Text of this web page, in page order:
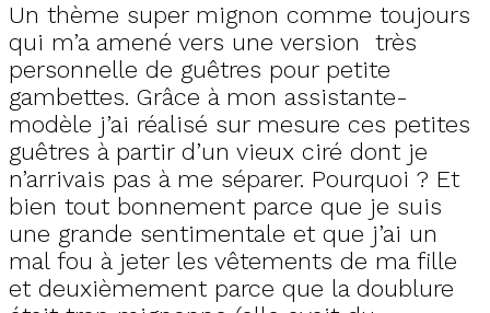
Un thème super mignon comme toujours
qui m’a amené vers une version très
personnelle de guêtres pour petite
gambettes. Grâce à mon assistante-
modèle j’ai réalisé sur mesure ces petites
guêtres à partir d’un vieux ciré dont je
n’arrivais pas à me séparer. Pourquoi ? Et
bien tout bonnement parce que je suis
une grande sentimentale et que j’ai un
mal fou à jeter les vêtements de ma fille
et deuxièmement parce que la doublure